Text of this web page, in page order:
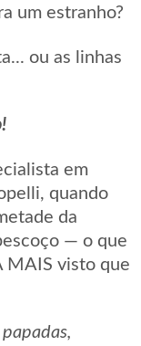
um estranho?
ou as linhas
em
quando
da
— o que
MAIS visto que